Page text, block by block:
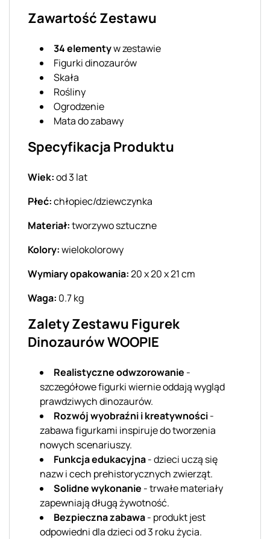
Zawartość Zestawu
34 elementyw zestawie
Figurki dinozaurów
Skała
Rośliny
Ogrodzenie
Mata do zabawy
Specyfikacja Produktu
Wiek:od 3 lat
Płeć:chłopiec/dziewczynka
Materiał:tworzywo sztuczne
Kolory:wielokolorowy
Wymiary opakowania:20 x 20 x 21 cm
Waga: 0.7 kg
Zalety Zestawu Figurek
Dinozaurów WOOPIE
Realistyczne odwzorowanie -
szczegółowe figurki wiernie oddają wygląd
prawdziwych dinozaurów.
Rozwój wyobraźni i kreatywności-
zabawa figurkami inspiruje do tworzenia
nowych scenariuszy.
Funkcja edukacyjna- dzieci uczą się
nazw i cech prehistorycznych zwierząt.
Solidne wykonanie - trwałe materiały
zapewniają długą żywotność.
Bezpieczna zabawa- produkt jest
odpowiedni dla dzieci od 3 roku życia.